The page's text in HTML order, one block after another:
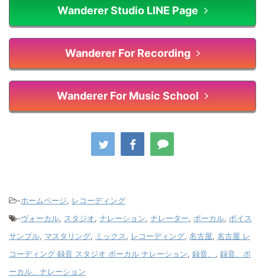
Wanderer Studio LINE Page
Wanderer For Recording
Wanderer For Music School
-ホームページ, レコーディング
-ヴォーカル, スタジオ, ナレーション, ナレーター, ボーカル, ボイス
サンプル, マスタリング, ミックス, レコーディング, 名古屋, 名古屋 レ
コーディング 録音 スタジオ ボーカル ナレーション, 録音、 , 録音、ボ
ーカル、ナレーション